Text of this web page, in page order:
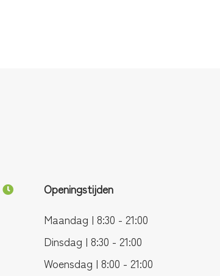
Openingstijden
Maandag | 8:30 - 21:00
Dinsdag | 8:30 - 21:00
Woensdag | 8:00 - 21:00